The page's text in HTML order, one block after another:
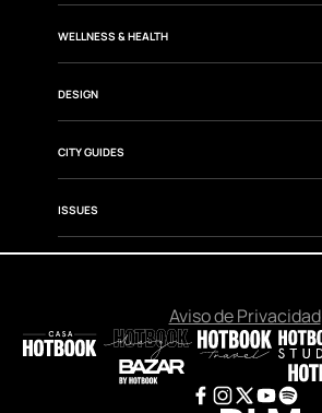
WELLNESS & HEALTH
DESIGN
CITY GUIDES
ISSUES
Aviso de Privacidad